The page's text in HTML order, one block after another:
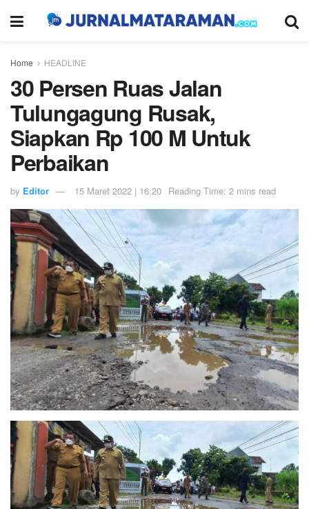
Home HEADLINE
30 Persen Ruas Jalan
Tulungagung Rusak,
Siapkan Rp 100 M Untuk
Perbaikan
by Editor 15 Maret 2022 | 16:20 Reading Time: 2 mins read